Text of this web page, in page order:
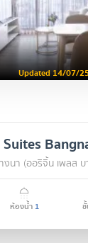
Updated 14/07/
งนา (ออริจิ้น เพลส
ห้องน้ำ 1